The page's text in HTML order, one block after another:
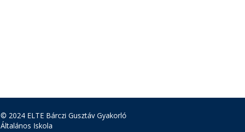
© 2024 ELTE Bárczi Gusztáv Gyakorló
Általános Iskola